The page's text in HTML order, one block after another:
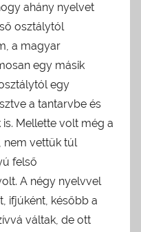
ahány nyelvet
osztálytól
a magyar
egy másik
egy
a tantarvbe és
Mellette volt még a
nem vettük túl
felső
A négy nyelvvel
ifjúként, később a
váltak, de ott